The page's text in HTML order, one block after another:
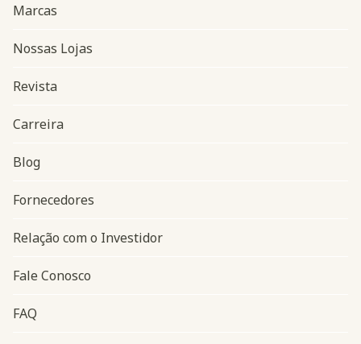
Navegação do rodapé
Marcas
Nossas Lojas
Revista
Carreira
Blog
Fornecedores
Relação com o Investidor
Fale Conosco
FAQ